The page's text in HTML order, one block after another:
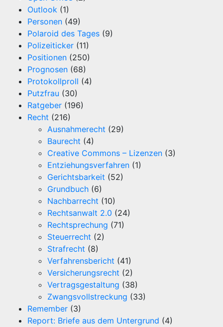
Outlook (1)
Personen (49)
Polaroid des Tages (9)
Polizeiticker (11)
Positionen (250)
Prognosen (68)
Protokollproll (4)
Putzfrau (30)
Ratgeber (196)
Recht (216)
Ausnahmerecht (29)
Baurecht (4)
Creative Commons – Lizenzen (3)
Entziehungsverfahren (1)
Gerichtsbarkeit (52)
Grundbuch (6)
Nachbarrecht (10)
Rechtsanwalt 2.0 (24)
Rechtsprechung (71)
Steuerrecht (2)
Strafrecht (8)
Verfahrensbericht (41)
Versicherungsrecht (2)
Vertragsgestaltung (38)
Zwangsvollstreckung (33)
Remember (3)
Report: Briefe aus dem Untergrund (4)